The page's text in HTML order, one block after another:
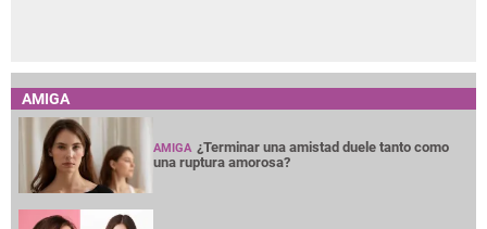
AMIGA
AMIGA ¿Terminar una amistad duele tanto como
una ruptura amorosa?